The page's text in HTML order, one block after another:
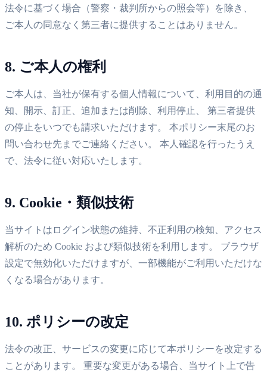
法令に基づく場合（警察・裁判所からの照会等）を除き、
ご本人の同意なく第三者に提供することはありません。
8. ご本人の権利
ご本人は、当社が保有する個人情報について、利用目的の通
知、開示、訂正、追加または削除、利用停止、 第三者提供
の停止をいつでも請求いただけます。 本ポリシー末尾のお
問い合わせ先までご連絡ください。 本人確認を行ったうえ
で、法令に従い対応いたします。
9. Cookie・類似技術
当サイトはログイン状態の維持、不正利用の検知、アクセス
解析のため Cookie および類似技術を利用します。 ブラウザ
設定で無効化いただけますが、一部機能がご利用いただけな
くなる場合があります。
10. ポリシーの改定
法令の改正、サービスの変更に応じて本ポリシーを改定する
ことがあります。 重要な変更がある場合、当サイト上で告